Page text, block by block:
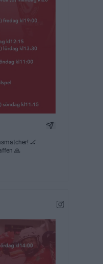
Dela
🏒
🙏